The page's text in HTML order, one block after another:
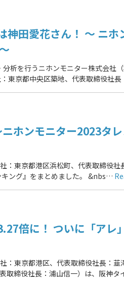
田愛花さん！ ～ ニ
析を行うニホンモニター株式会社
東京都中央区築地、代表取締役社
ホンモニター2023タ
：東京都港区浜松町、代表取締役
キング』をまとめました。 &nbs…
倍に！ ついに「アレ
：東京都港区、代表取締役社長：
取締役社長：浦山信一）は、阪神